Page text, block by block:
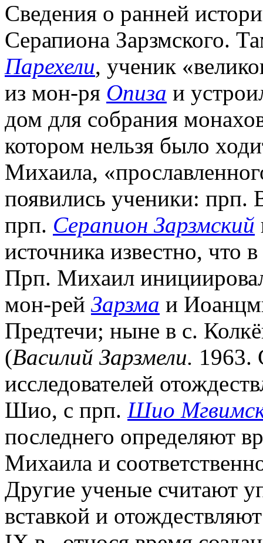
Сведения о ранней
Серапиона Зарзмского.
Парехели, ученик
из мон-ря Опиза и
дом для собрания
котором нельзя было
Михаила,
появились ученики: прп.
прп. Серапион Зарзмский
источника известно, что
Прп. Михаил
мон-рей Зарзма и
Предтечи; ныне в с.
(Василий Зарзмели. 1963.
исследователей
Шио, с прп. Шио
последнего определяют
Михаила и
Другие ученые считают
вставкой и